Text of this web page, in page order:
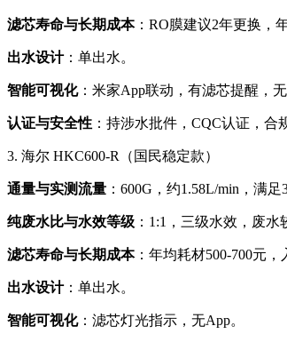
滤芯寿命与长期成本：RO膜建议2年更换，
出水设计：单出水。
智能可视化：米家App联动，有滤芯提醒，无
认证与安全性 ：持涉水批件，CQC认证，合
3. 海尔 HKC600-R（国民稳定款）
通量与实测流量 ：600G，约1.58L/min，满足
纯废水比与水效等级 ：1:1，三级水效，废水
滤芯寿命与长期成本：年均耗材500-700元，
出水设计：单出水。
智能可视化：滤芯灯光指示，无App。